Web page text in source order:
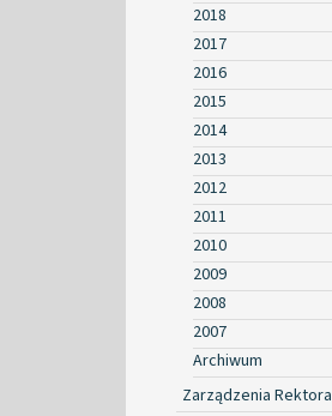
2018
2017
2016
2015
2014
2013
2012
2011
2010
2009
2008
2007
Archiwum
Zarządzenia Rektora